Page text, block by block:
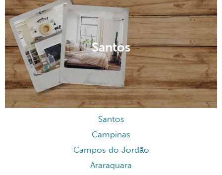
Santos
Santos
Campinas
Campos do Jordão
Araraquara